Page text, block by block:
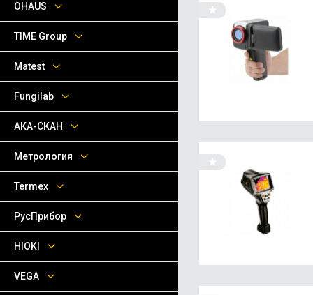
OHAUS
TIME Group
Matest
Fungilab
АКА-СКАН
Метрология
Termex
РусПрибор
HIOKI
VEGA